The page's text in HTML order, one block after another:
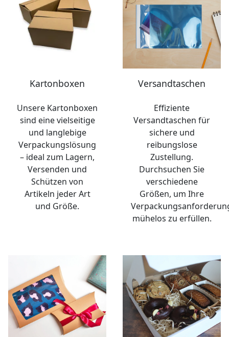
Kartonboxen
Unsere Kartonboxen
sind eine vielseitige
und langlebige
Verpackungslösung
– ideal zum Lagern,
Versenden und
Schützen von
Artikeln jeder Art
und Größe.
Versandtaschen
Effiziente
Versandtaschen für
sichere und
reibungslose
Zustellung.
Durchsuchen Sie
verschiedene
Größen, um Ihre
mühelos zu erfüllen.